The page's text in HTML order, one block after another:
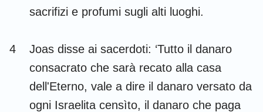
Michea Nahum
Habacuc Sofonia
Aggeo Zaccaria
Malachia
sacrifizi e profumi sugli alti luoghi.
4
Joas disse ai sacerdoti: ‘Tutto il danaro
consacrato che sarà recato alla casa
dell'Eterno, vale a dire il danaro versato da
ogni Israelita censìto, il danaro che paga